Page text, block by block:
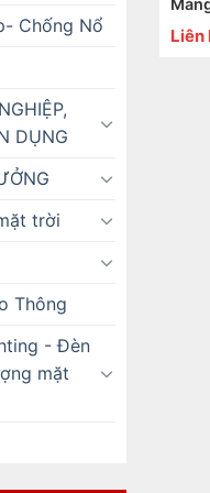
Chống Nổ
DỤNG
trời
Thông
- Đèn
mặt
Liên